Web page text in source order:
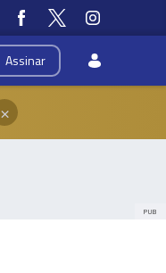
Assinar
×
PUB